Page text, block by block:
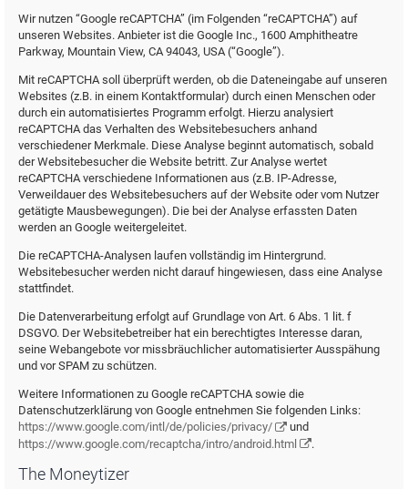
Wir nutzen “Google reCAPTCHA” (im Folgenden “reCAPTCHA”) auf
unseren Websites. Anbieter ist die Google Inc., 1600 Amphitheatre
Parkway, Mountain View, CA 94043, USA (“Google”).
Mit reCAPTCHA soll überprüft werden, ob die Dateneingabe auf unseren
Websites (z.B. in einem Kontaktformular) durch einen Menschen oder
durch ein automatisiertes Programm erfolgt. Hierzu analysiert
reCAPTCHA das Verhalten des Websitebesuchers anhand
verschiedener Merkmale. Diese Analyse beginnt automatisch, sobald
der Websitebesucher die Website betritt. Zur Analyse wertet
reCAPTCHA verschiedene Informationen aus (z.B. IP-Adresse,
Verweildauer des Websitebesuchers auf der Website oder vom Nutzer
getätigte Mausbewegungen). Die bei der Analyse erfassten Daten
werden an Google weitergeleitet.
Die reCAPTCHA-Analysen laufen vollständig im Hintergrund.
Websitebesucher werden nicht darauf hingewiesen, dass eine Analyse
stattfindet.
Die Datenverarbeitung erfolgt auf Grundlage von Art. 6 Abs. 1 lit. f
DSGVO. Der Websitebetreiber hat ein berechtigtes Interesse daran,
seine Webangebote vor missbräuchlicher automatisierter Ausspähung
und vor SPAM zu schützen.
Weitere Informationen zu Google reCAPTCHA sowie die
Datenschutzerklärung von Google entnehmen Sie folgenden Links:
https://www.google.com/intl/de/policies/privacy/
und
https://www.google.com/recaptcha/intro/android.html
.
The Moneytizer